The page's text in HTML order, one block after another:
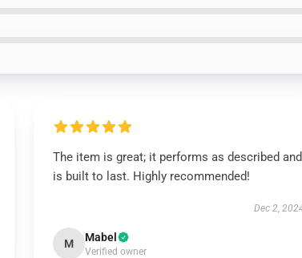
The item is great; it performs as described and
is built to last. Highly recommended!
Dec 2,
M Mabel
Verified owner